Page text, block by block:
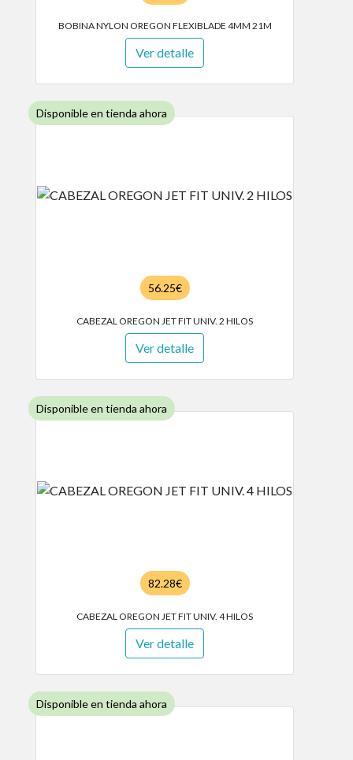
BOBINA NYLON OREGON FLEXIBLADE 4MM 21M
Ver detalle
Disponible en tienda ahora
56.25€
CABEZAL OREGON JET FIT UNIV. 2 HILOS
Ver detalle
Disponible en tienda ahora
82.28€
CABEZAL OREGON JET FIT UNIV. 4 HILOS
Ver detalle
Disponible en tienda ahora